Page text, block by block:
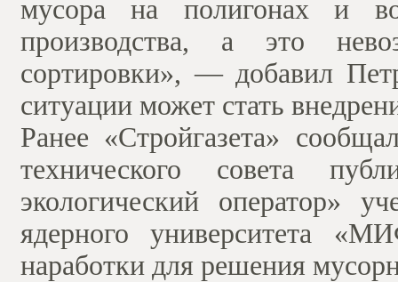
мусора на полигонах и
производства, а это
сортировки», — добавил
ситуации может стать
Ранее «Стройгазета»
технического совета
экологический оператор»
ядерного университета
наработки для решения